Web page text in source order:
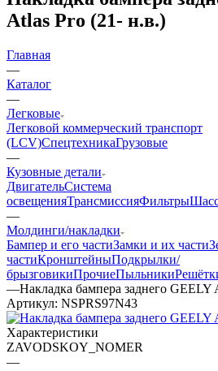
Atlas Pro (21- н.в.)
Главная
—
Каталог
—
Легковые
Легковой коммерческий транспорт
(LCV)СпецтехникаГрузовые
—
Кузовные детали
ДвигательСистема
освещенияТрансмиссияФильтры
—
Молдинги/накладки
Бампер и его частиЗамки и их части
частиКронштейныПодкрылки/
брызговикиПрочиеПыльники
—Накладка бампера заднего GEELY
Артикул: NSPRS97N43
Характеристики
ZAVODSKOY_NOMER
—